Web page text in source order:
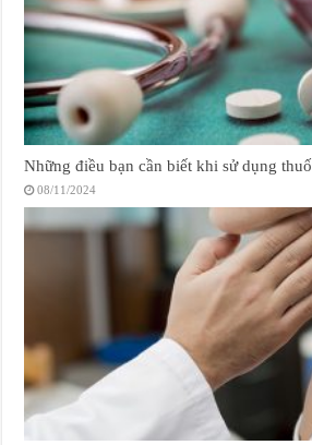
Những điều bạn cần biết khi sử dụng
08/11/2024